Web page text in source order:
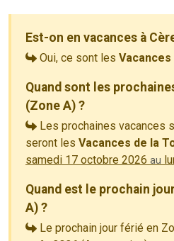
Est-on en vacances à
Oui, ce sont les Vacances
Quand sont les
(Zone A) ?
Les prochaines vacances
seront les Vacances de la
samedi 17 octobre 2026 au
Quand est le prochain
A) ?
Le prochain jour férié en